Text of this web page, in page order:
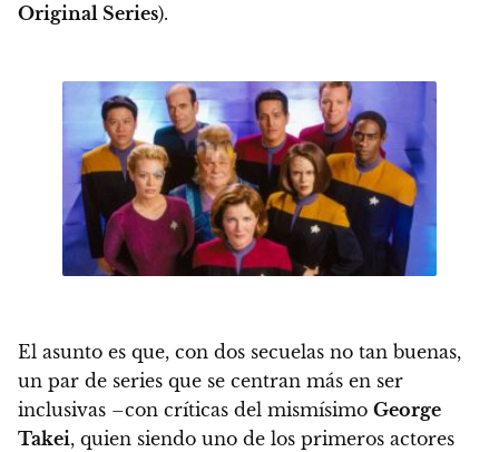
Original Series).
El asunto es que, con dos secuelas no tan buenas,
un par de series que se centran más en ser
inclusivas –con críticas del mismísimo George
Takei, quien siendo uno de los primeros actores